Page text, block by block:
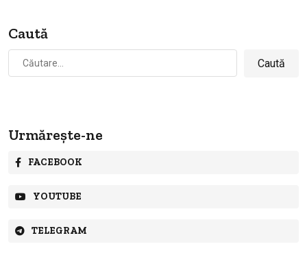
Caută
după:
Urmărește-ne
FACEBOOK
YOUTUBE
TELEGRAM